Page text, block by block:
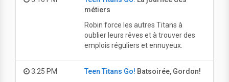
métiers
Robin force les autres Titans à
oublier leurs rêves et à trouver des
emplois réguliers et ennuyeux.
3:25 PM Teen Titans Go! Batsoirée, Gordon!